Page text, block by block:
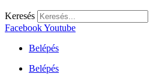
Keresés
FacebookYoutube
Belépés
Belépés